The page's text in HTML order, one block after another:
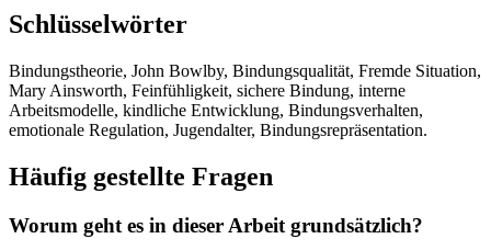
Schlüsselwörter
Bindungstheorie, John Bowlby, Bindungsqualität, Fremde Situation,
Mary Ainsworth, Feinfühligkeit, sichere Bindung, interne
Arbeitsmodelle, kindliche Entwicklung, Bindungsverhalten,
emotionale Regulation, Jugendalter, Bindungsrepräsentation.
Häufig gestellte Fragen
Worum geht es in dieser Arbeit grundsätzlich?